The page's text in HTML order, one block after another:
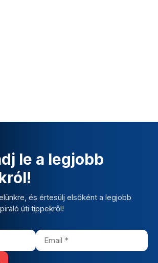
le a legjobb
és értesülj elsőként a legjobb
úti tippekről!